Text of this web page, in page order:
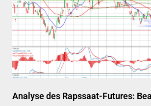
Analyse des Rapssaat-Futures: